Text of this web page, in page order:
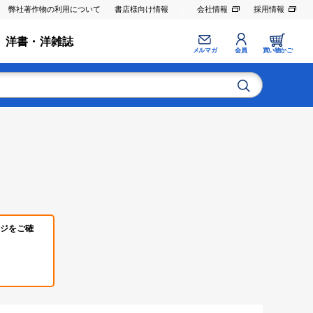
弊社著作物の利用について 書店様向け情報 会社情報 採用情報
洋書・洋雑誌
メルマガ 会員 買い物かご
をご確